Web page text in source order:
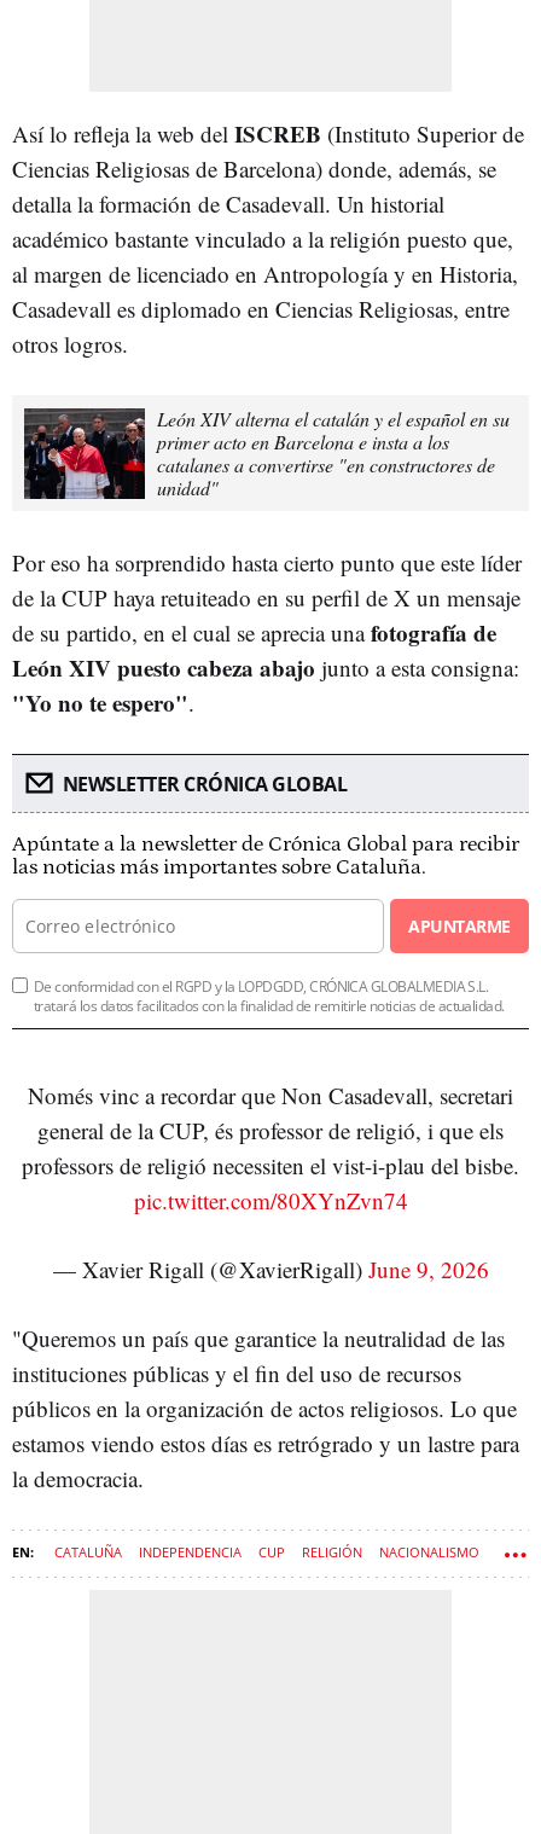
Así lo refleja la web del ISCREB (Instituto Superior de
Ciencias Religiosas de Barcelona) donde, además, se
detalla la formación de Casadevall. Un historial
académico bastante vinculado a la religión puesto que,
al margen de licenciado en Antropología y en Historia,
Casadevall es diplomado en Ciencias Religiosas, entre
otros logros.
León XIV alterna el catalán y el español en su
primer acto en Barcelona e insta a los
catalanes a convertirse "en constructores de
unidad"
Por eso ha sorprendido hasta cierto punto que este líder
de la CUP haya retuiteado en su perfil de X un mensaje
de su partido, en el cual se aprecia unafotografía de
León XIV puesto cabeza abajo junto a esta consigna:
"Yo no te espero".
NEWSLETTER CRÓNICA GLOBAL
Apúntate a la newsletter de Crónica Global para recibir
las noticias más importantes sobre Cataluña.
APUNTARME
De conformidad con el RGPD y la LOPDGDD, CRÓNICA GLOBALMEDIA S.L.
tratará los datos facilitados con la finalidad de remitirle noticias de actualidad.
Només vinc a recordar que Non Casadevall, secretari
general de la CUP, és professor de religió, i que els
professors de religió necessiten el vist-i-plau del bisbe.
pic.twitter.com/80XYnZvn74
— Xavier Rigall (@XavierRigall) June 9, 2026
"Queremos un país que garantice la neutralidad de las
instituciones públicas y el fin del uso de recursos
públicos en la organización de actos religiosos. Lo que
estamos viendo estos días es retrógrado y un lastre para
la democracia.
CATALUÑA INDEPENDENCIA CUP RELIGIÓN NACIONALISMO